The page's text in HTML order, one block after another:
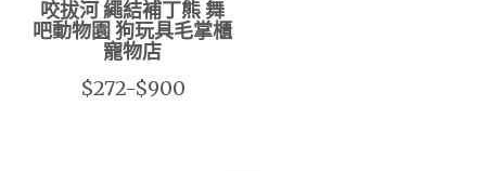
咬拔河 繩結補丁熊 舞
吧動物園 狗玩具毛掌櫃
寵物店
$272-$900